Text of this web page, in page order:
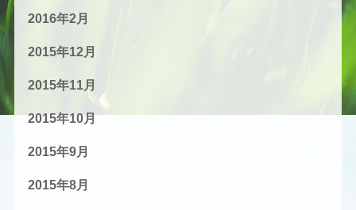
2016年2月
2015年12月
2015年11月
2015年10月
2015年9月
2015年8月